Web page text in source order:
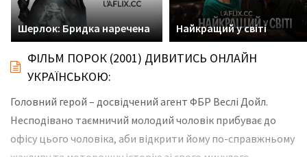
Шерлок: Бридка наречена Найкращий у світі
ФІЛЬМ ПОРОК (2001) ДИВИТИСЬ ОНЛАЙН
УКРАЇНСЬКОЮ:
Головний герой – досвідчений агент ФБР Веслі Дойл.
Несподівано таємничий молодий чоловік прибуває до
офісу цього чоловіка, аби відкрити йому по-справжньому